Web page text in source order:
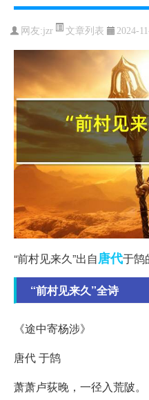
网友:jzr 文章列表 2024-
“前村见来久”出自唐代于鹄
“前村见来久”全诗
《途中寄杨涉》
唐代 于鹄
萧萧卢荻晚，一径入荒陂。